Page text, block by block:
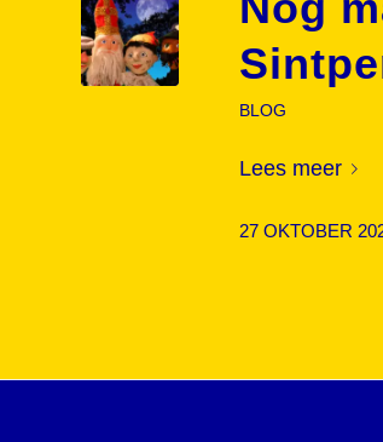
BLOG
Lees meer
27 OKTOBER